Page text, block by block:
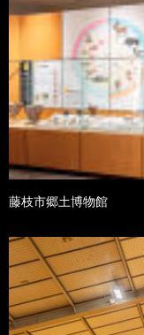
藤枝市郷土博物館